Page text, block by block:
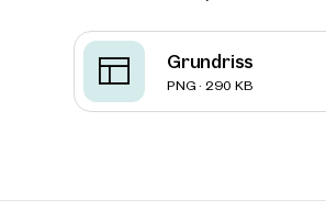
Grundriss
PNG · 290 KB